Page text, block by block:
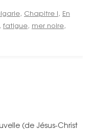
, Chapitre I, En
, fatigue, mer noire,
(de Jésus-Christ